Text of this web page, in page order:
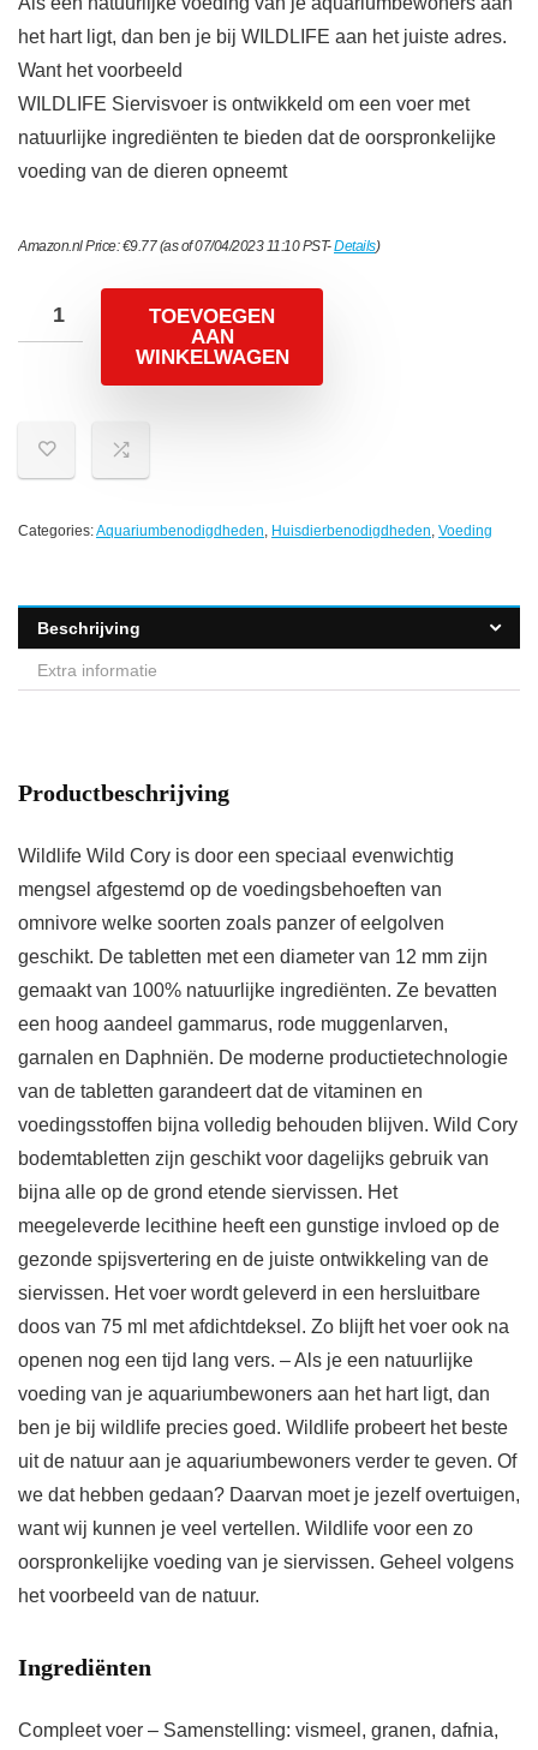
het hart ligt, dan ben je bij WILDLIFE aan het juiste adres.
Want het voorbeeld
WILDLIFE Siervisvoer is ontwikkeld om een voer met
natuurlijke ingrediënten te bieden dat de oorspronkelijke
voeding van de dieren opneemt
Amazon.nl Price:€9.77(as of 07/04/2023 11:10 PST-Details)
TOEVOEGEN
AAN
WINKELWAGEN
Categories:Aquariumbenodigdheden, Huisdierbenodigdheden, Voeding
Beschrijving
Extra informatie
Productbeschrijving
Wildlife Wild Cory is door een speciaal evenwichtig
mengsel afgestemd op de voedingsbehoeften van
omnivore welke soorten zoals panzer of eelgolven
geschikt. De tabletten met een diameter van 12 mm zijn
gemaakt van 100% natuurlijke ingrediënten. Ze bevatten
een hoog aandeel gammarus, rode muggenlarven,
garnalen en Daphniën. De moderne productietechnologie
van de tabletten garandeert dat de vitaminen en
voedingsstoffen bijna volledig behouden blijven. Wild Cory
bodemtabletten zijn geschikt voor dagelijks gebruik van
bijna alle op de grond etende siervissen. Het
meegeleverde lecithine heeft een gunstige invloed op de
gezonde spijsvertering en de juiste ontwikkeling van de
siervissen. Het voer wordt geleverd in een hersluitbare
doos van 75 ml met afdichtdeksel. Zo blijft het voer ook na
openen nog een tijd lang vers. – Als je een natuurlijke
voeding van je aquariumbewoners aan het hart ligt, dan
ben je bij wildlife precies goed. Wildlife probeert het beste
uit de natuur aan je aquariumbewoners verder te geven. Of
we dat hebben gedaan? Daarvan moet je jezelf overtuigen,
want wij kunnen je veel vertellen. Wildlife voor een zo
oorspronkelijke voeding van je siervissen. Geheel volgens
het voorbeeld van de natuur.
Ingrediënten
Compleet voer – Samenstelling: vismeel, granen, dafnia,